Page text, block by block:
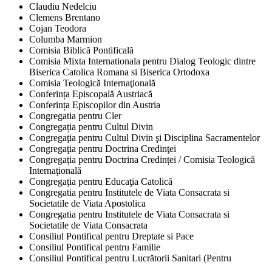
Claudiu Nedelciu
Clemens Brentano
Cojan Teodora
Columba Marmion
Comisia Biblică Pontificală
Comisia Mixta Internationala pentru Dialog Teologic dintre
Biserica Catolica Romana si Biserica Ortodoxa
Comisia Teologică Internaţională
Conferința Episcopală Austriacă
Conferința Episcopilor din Austria
Congregatia pentru Cler
Congregația pentru Cultul Divin
Congregaţia pentru Cultul Divin şi Disciplina Sacramentelor
Congregaţia pentru Doctrina Credinţei
Congregația pentru Doctrina Credinței / Comisia Teologică
Internaţională
Congregaţia pentru Educaţia Catolică
Congregatia pentru Institutele de Viata Consacrata si
Societatile de Viata Apostolica
Congregatia pentru Institutele de Viata Consacrata si
Societatile de Viata Consacrata
Consiliul Pontifical pentru Dreptate si Pace
Consiliul Pontifical pentru Familie
Consiliul Pontifical pentru Lucrătorii Sanitari (Pentru